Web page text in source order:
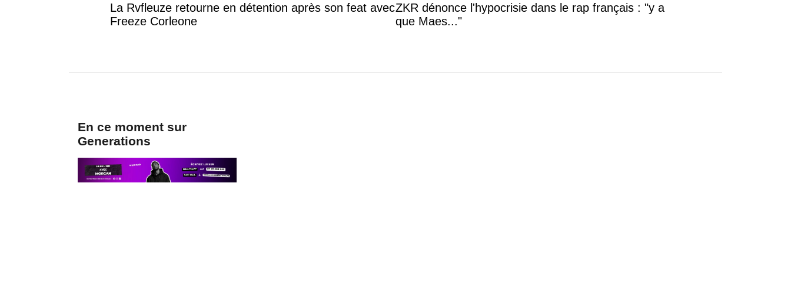
La Rvfleuze retourne en détention après son feat avec
Freeze Corleone
ZKR dénonce l'hypocrisie dans le rap français : "y a
que Maes..."
En ce moment sur
Generations